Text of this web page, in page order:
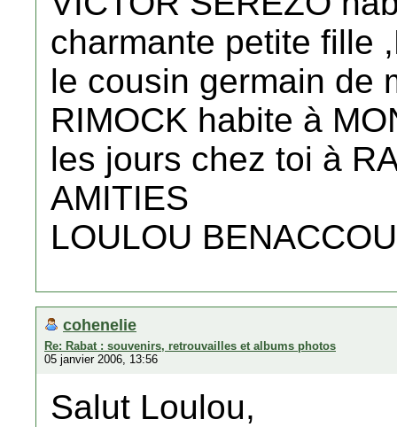
charmante petite fille
le cousin germain de
RIMOCK habite à
les jours chez toi à
AMITIES
LOULOU
cohenelie
Re: Rabat : souvenirs, retrouvailles et albums photos
05 janvier 2006, 13:56
Salut Loulou,